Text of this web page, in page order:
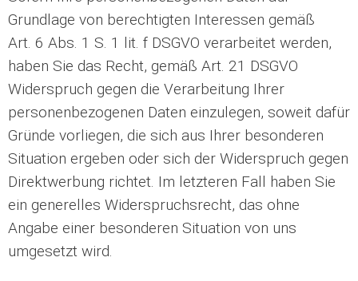
Grundlage von berechtigten Interessen gemäß
Art. 6 Abs. 1 S. 1 lit. f DSGVO verarbeitet werden,
haben Sie das Recht, gemäß Art. 21 DSGVO
Widerspruch gegen die Verarbeitung Ihrer
personenbezogenen Daten einzulegen, soweit dafür
Gründe vorliegen, die sich aus Ihrer besonderen
Situation ergeben oder sich der Widerspruch gegen
Direktwerbung richtet. Im letzteren Fall haben Sie
ein generelles Widerspruchsrecht, das ohne
Angabe einer besonderen Situation von uns
umgesetzt wird.